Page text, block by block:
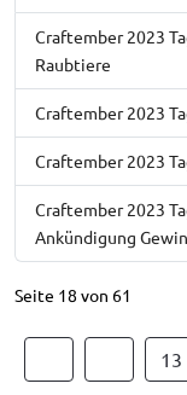
Craftember 2023
Raubtiere
Craftember 2023
Craftember 2023
Craftember 2023
Ankündigung
Seite 18 von 61
13